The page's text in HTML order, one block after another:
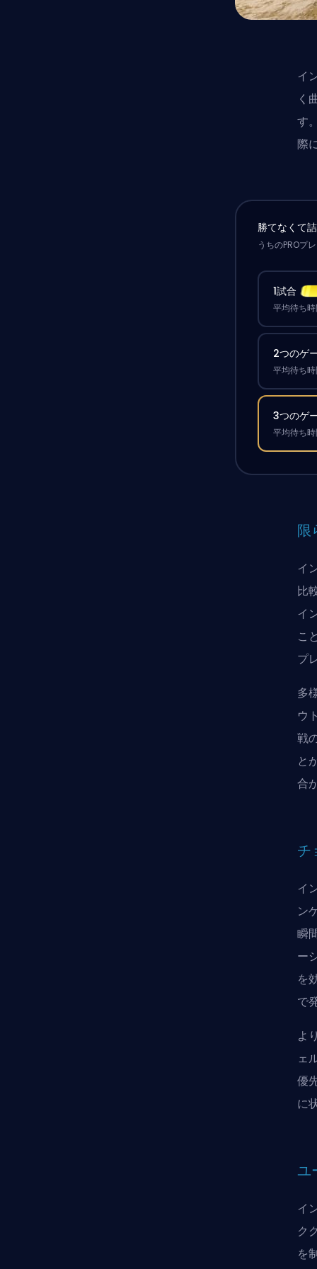
イ
く
す
際
勝てなくて
うちのPROプ
1試合
平均待ち
2つのゲ
平均待ち
3つのゲ
平均待ち
限
イ
比
イ
こ
プ
多
ウ
戦
と
合
チ
イ
ン
瞬
ー
を
で
よ
ェ
優
に
ユ
イ
ク
を